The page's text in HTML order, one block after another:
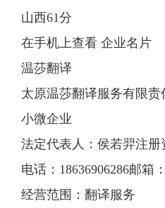
山西61分
在手机上查看 企业名片
温莎翻译
太原温莎翻译服务有限责
小微企业
法定代表人：侯若羿注册
电话：18636906286邮箱：
经营范围：翻译服务